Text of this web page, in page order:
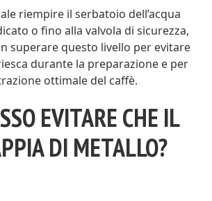
riempire il serbatoio dell’acqua
o fino alla valvola di sicurezza,
superare questo livello per evitare
durante la preparazione e per
ottimale del caffè.
EVITARE CHE IL
DI METALLO?